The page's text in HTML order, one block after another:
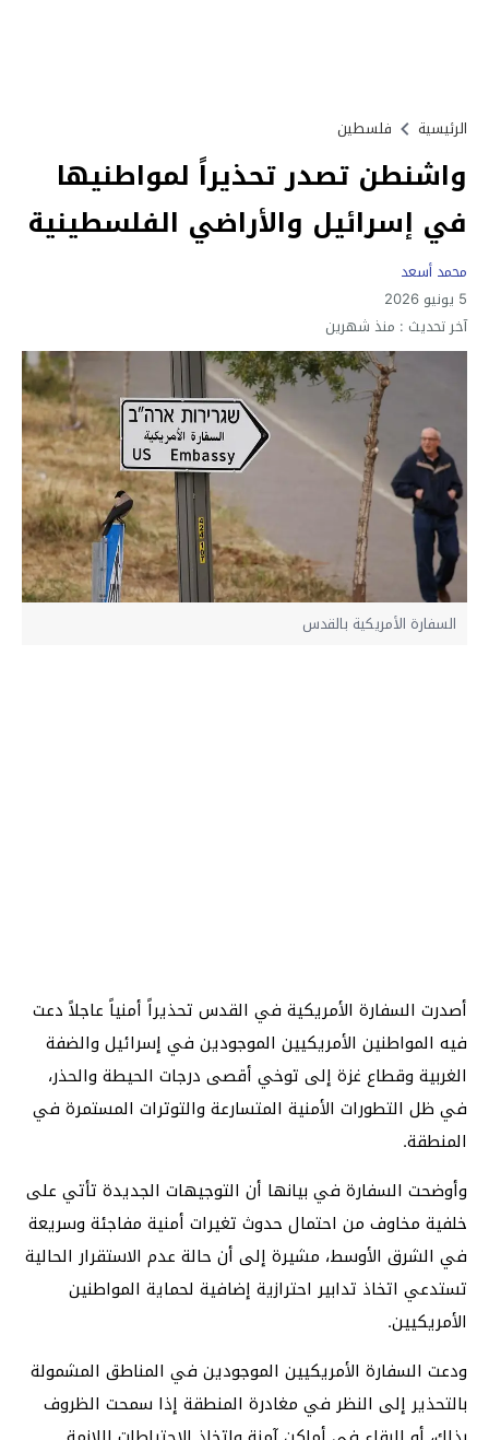
الرئيسية فلسطين
واشنطن تصدر تحذيراً لمواطنيها
في إسرائيل والأراضي الفلسطينية
محمد أسعد
5 يونيو 2026
آخر تحديث : منذ شهرين
السفارة الأمريكية بالقدس
أصدرت السفارة الأمريكية في القدس تحذيراً أمنياً عاجلاً دعت
فيه المواطنين الأمريكيين الموجودين في إسرائيل والضفة
الغربية وقطاع غزة إلى توخي أقصى درجات الحيطة والحذر،
في ظل التطورات الأمنية المتسارعة والتوترات المستمرة في
المنطقة.
وأوضحت السفارة في بيانها أن التوجيهات الجديدة تأتي على
خلفية مخاوف من احتمال حدوث تغيرات أمنية مفاجئة وسريعة
في الشرق الأوسط، مشيرة إلى أن حالة عدم الاستقرار الحالية
تستدعي اتخاذ تدابير احترازية إضافية لحماية المواطنين
الأمريكيين.
ودعت السفارة الأمريكيين الموجودين في المناطق المشمولة
بالتحذير إلى النظر في مغادرة المنطقة إذا سمحت الظروف